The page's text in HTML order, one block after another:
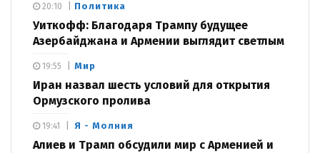
Политика
Уиткофф: Благодаря Трампу будущее
Азербайджана и Армении выглядит светлым
20:10
Мир
Иран назвал шесть условий для открытия
Ормузского пролива
19:55
Я - Молния
Алиев и Трамп обсудили мир с Арменией и
19:41